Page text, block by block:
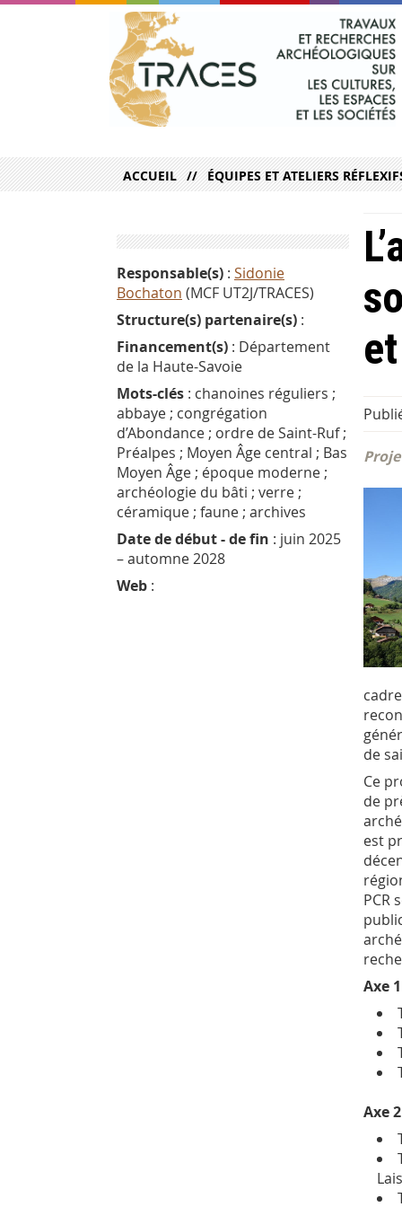
ACCUEIL ÉQUIPES ET ATELIERS
de
Ce
de
est
PCR
Axe
Axe
Responsable(s) : Sidonie
Bochaton (MCF UT2J/TRACES)
Structure(s) partenaire(s) :
Financement(s) : Département
de la Haute-Savoie
Mots-clés : chanoines réguliers ;
abbaye ; congrégation
d’Abondance ; ordre de Saint-Ruf ;
Préalpes ; Moyen Âge central ; Bas
Moyen Âge ; époque moderne ;
archéologie du bâti ; verre ;
céramique ; faune ; archives
Date de début - de fin : juin 2025
– automne 2028
Web :